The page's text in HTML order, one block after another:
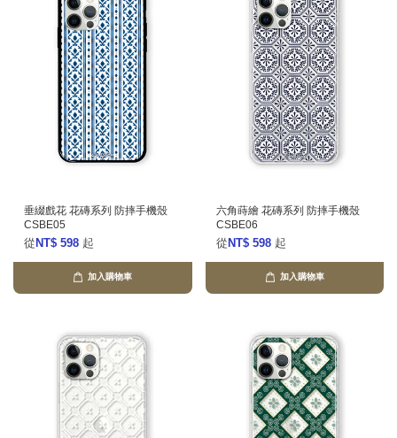
垂綴戲花 花磚系列 防摔手機殼
CSBE05
從 NT$ 598 起
加入購物車
六角蒔繪 花磚系列 防摔手機殼
CSBE06
從 NT$ 598 起
加入購物車